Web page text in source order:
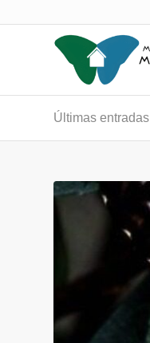
Últimas entradas